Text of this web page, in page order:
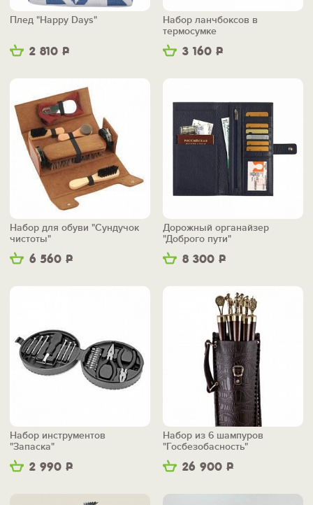
2 810 Р
Плед "Happy Days"
3 160 Р
Набор ланчбоксов в
термосумке
6 560 Р
Набор для обуви "Сундучок
чистоты"
8 300 Р
Дорожный органайзер
"Доброго пути"
2 990 Р
Набор инструментов
"Запаска"
26 900 Р
Набор из 6 шампуров
"Госбезобасность"